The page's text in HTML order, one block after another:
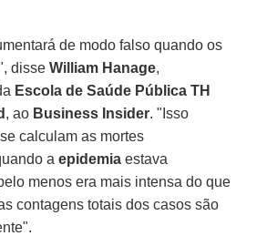
de modo falso quando os
disseWilliam Hanage,
Escola de Saúde Pública TH
, ao Business Insider. "Isso
calculam as mortes
aepidemia estava
menos era mais intensa do que
contagens totais dos casos são